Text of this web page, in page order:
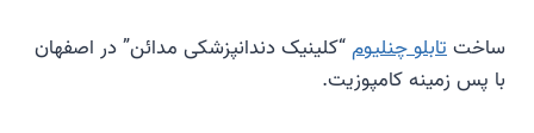
ساختتابلو چنلیوم“کلینیک دندانپزشکی مدائن” در اصفهان
با پس زمینه کامپوزیت.